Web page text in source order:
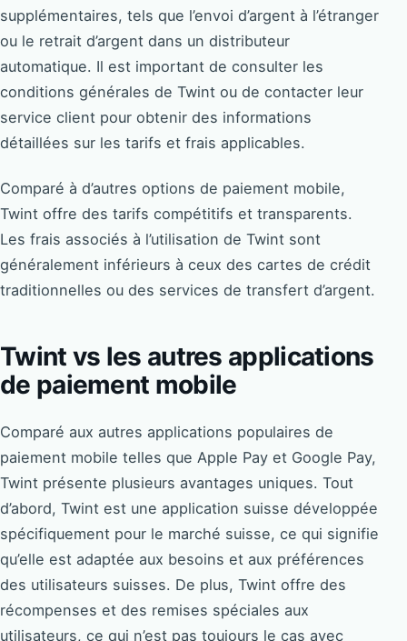
supplémentaires, tels que l’envoi d’argent à l’étranger
ou le retrait d’argent dans un distributeur
automatique. Il est important de consulter les
conditions générales de Twint ou de contacter leur
service client pour obtenir des informations
détaillées sur les tarifs et frais applicables.
Comparé à d’autres options de paiement mobile,
Twint offre des tarifs compétitifs et transparents.
Les frais associés à l’utilisation de Twint sont
généralement inférieurs à ceux des cartes de crédit
traditionnelles ou des services de transfert d’argent.
Twint vs les autres applications
de paiement mobile
Comparé aux autres applications populaires de
paiement mobile telles que Apple Pay et Google Pay,
Twint présente plusieurs avantages uniques. Tout
d’abord, Twint est une application suisse développée
spécifiquement pour le marché suisse, ce qui signifie
qu’elle est adaptée aux besoins et aux préférences
des utilisateurs suisses. De plus, Twint offre des
récompenses et des remises spéciales aux
utilisateurs, ce qui n’est pas toujours le cas avec